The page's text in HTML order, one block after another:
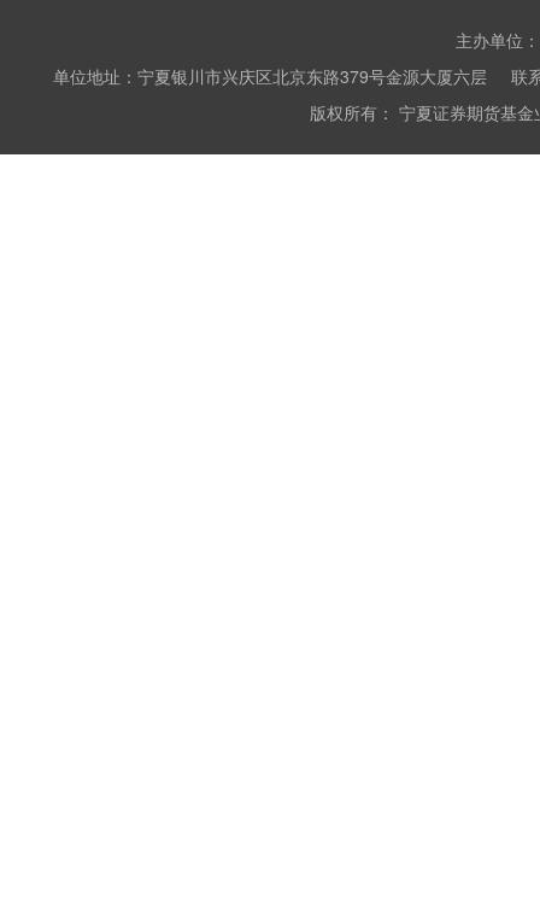
主办单位
单位地址：宁夏银川市兴庆区北京东路379号金源大厦六层
版权所有： 宁夏证券期货